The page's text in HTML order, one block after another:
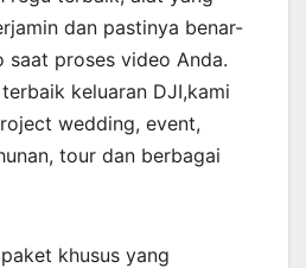
dan pastinya benar-
saat proses video Anda.
keluaran DJI,kami
wedding, event,
tour dan berbagai
khusus yang